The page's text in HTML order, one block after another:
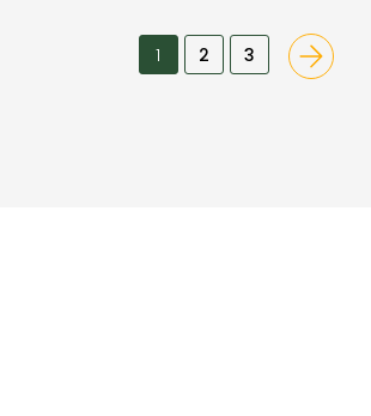
1 2 3